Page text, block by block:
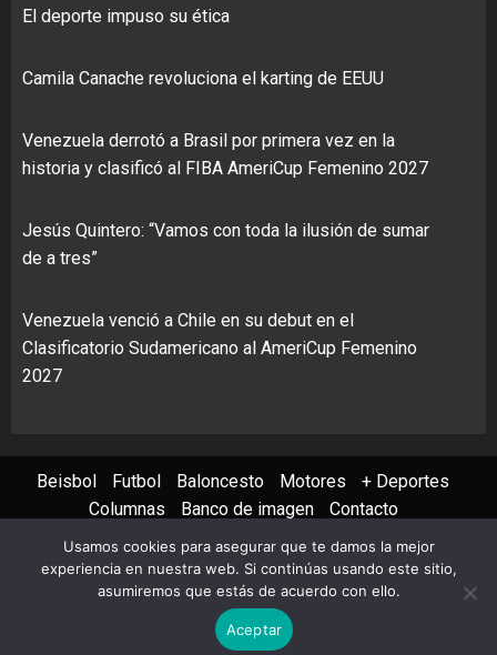
El deporte impuso su ética
Camila Canache revoluciona el karting de EEUU
Venezuela derrotó a Brasil por primera vez en la
historia y clasificó al FIBA AmeriCup Femenino 2027
Jesús Quintero: “Vamos con toda la ilusión de sumar
de a tres”
Venezuela venció a Chile en su debut en el
Clasificatorio Sudamericano al AmeriCup Femenino
2027
Beisbol Futbol Baloncesto Motores
+ Deportes
Columnas
Banco de imagen Contacto
Instagram
X YoutubeFacebook
TikTok
Copyright © 2022 AVS PHOTO REPORT All rights reserved
ChromeNews
by AF themes.
Usamos cookies para asegurar que te damos la mejor
experiencia en nuestra web. Si continúas usando este sitio,
asumiremos que estás de acuerdo con ello.
Aceptar